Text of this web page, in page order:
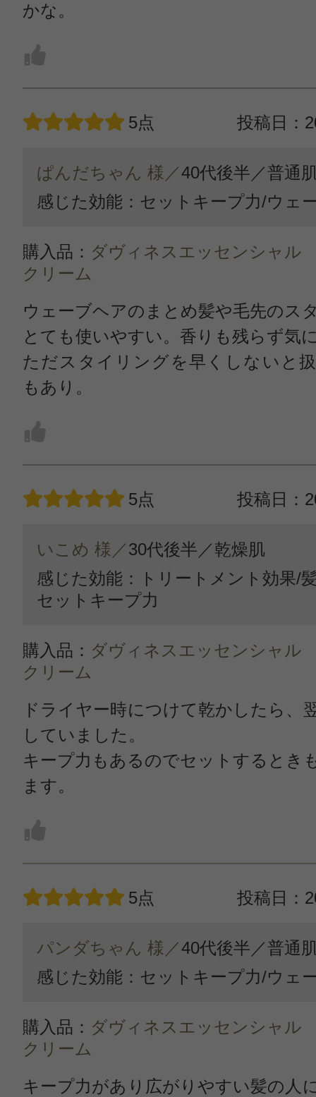
かな。
5点 投稿日：
ぱんだちゃん 様／40代後半／普通
感じた効能：セットキープ力/ウェ
購入品： ダヴィネスエッセンシャ
クリーム
ウェーブヘアのまとめ髪や毛先のス
とても使いやすい。香りも残らず気
ただスタイリングを早くしないと
もあり。
5点 投稿日：
いこめ 様／30代後半／乾燥肌
感じた効能：トリートメント効果/
セットキープ力
購入品： ダヴィネスエッセンシャ
クリーム
ドライヤー時につけて乾かしたら、
していました。
キープ力もあるのでセットするとき
ます。
5点 投稿日：
パンダちゃん 様／40代後半／普通
感じた効能：セットキープ力/ウェ
購入品： ダヴィネスエッセンシャ
クリーム
キープ力があり広がりやすい髪の人